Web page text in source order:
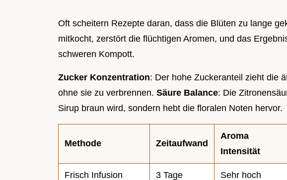
Oft scheitern Rezepte daran, dass die Blüten zu lange
mitkocht, zerstört die flüchtigen Aromen, und das
schweren Kompott.
Zucker Konzentration: Der hohe Zuckeranteil zieht die
ohne sie zu verbrennen. Säure Balance: Die
Sirup braun wird, sondern hebt die floralen Noten hervor.
Methode Zeitaufwand
Aroma
Intensität
Frisch Infusion 3 Tage Sehr hoch